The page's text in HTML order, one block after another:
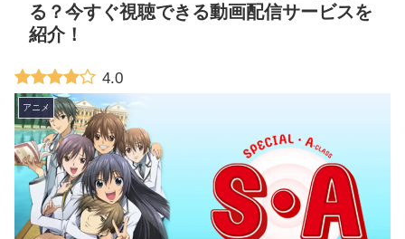
る？今すぐ視聴できる動画配信サービスを
紹介！
4.0
アニメ